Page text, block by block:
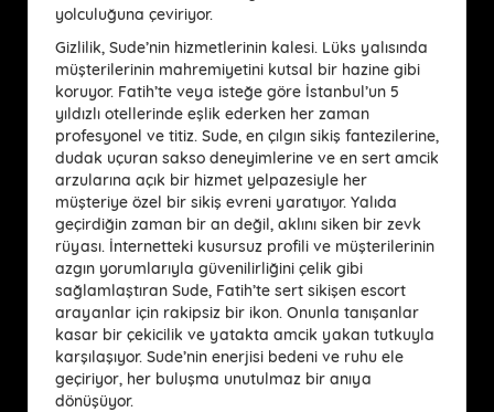
yolculuğuna çeviriyor.
Gizlilik, Sude’nin hizmetlerinin kalesi. Lüks yalısında
müşterilerinin mahremiyetini kutsal bir hazine gibi
koruyor. Fatih’te veya isteğe göre İstanbul’un 5
yıldızlı otellerinde eşlik ederken her zaman
profesyonel ve titiz. Sude, en çılgın sikiş fantezilerine,
dudak uçuran sakso deneyimlerine ve en sert amcik
arzularına açık bir hizmet yelpazesiyle her
müşteriye özel bir sikiş evreni yaratıyor. Yalıda
geçirdiğin zaman bir an değil, aklını siken bir zevk
rüyası. İnternetteki kusursuz profili ve müşterilerinin
azgın yorumlarıyla güvenilirliğini çelik gibi
sağlamlaştıran Sude, Fatih’te sert sikişen escort
arayanlar için rakipsiz bir ikon. Onunla tanışanlar
kasar bir çekicilik ve yatakta amcik yakan tutkuyla
karşılaşıyor. Sude’nin enerjisi bedeni ve ruhu ele
geçiriyor, her buluşma unutulmaz bir anıya
dönüşüyor.